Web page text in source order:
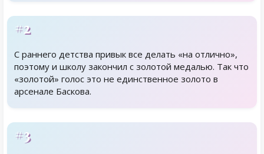
#2
С раннего детства привык все делать «на отлично»,
поэтому и школу закончил с золотой медалью. Так что
«золотой» голос это не единственное золото в
арсенале Баскова.
#3